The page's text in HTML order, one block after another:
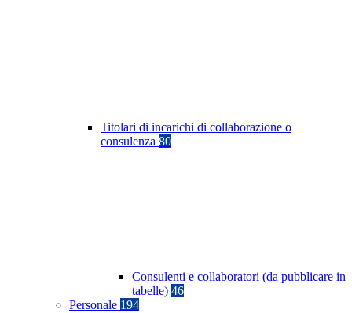
Titolari di incarichi di collaborazione o
consulenza 80
Consulenti e collaboratori (da pubblicare in
tabelle) 46
Personale 194